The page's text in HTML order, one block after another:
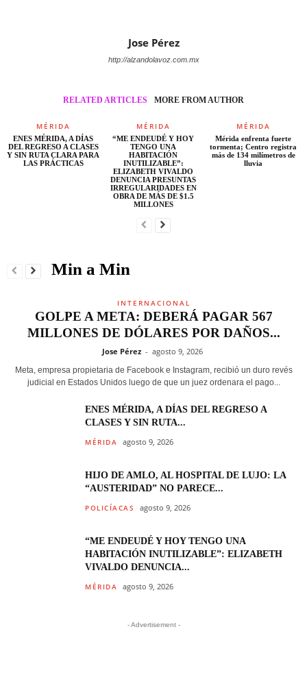
Jose Pérez
http://alzandolavoz.com.mx
RELATED ARTICLES MORE FROM AUTHOR
MÉRIDA
ENES MÉRIDA, A DÍAS
DEL REGRESO A CLASES
Y SIN RUTA CLARA PARA
LAS PRÁCTICAS
MÉRIDA
“ME ENDEUDÉ Y HOY
TENGO UNA
HABITACIÓN
INUTILIZABLE”:
ELIZABETH VIVALDO
DENUNCIA PRESUNTAS
IRREGULARIDADES EN
OBRA DE MÁS DE $1.5
MILLONES
MÉRIDA
Mérida enfrenta fuerte
tormenta; Centro registra
más de 134 milímetros de
lluvia
Min a Min
INTERNACIONAL
GOLPE A META: DEBERÁ PAGAR 567
MILLONES DE DÓLARES POR DAÑOS...
Jose Pérez - agosto 9, 2026
Meta, empresa propietaria de Facebook e Instagram, recibió un duro revés
judicial en Estados Unidos luego de que un juez ordenara el pago...
ENES MÉRIDA, A DÍAS DEL REGRESO A
CLASES Y SIN RUTA...
MÉRIDA agosto 9, 2026
HIJO DE AMLO, AL HOSPITAL DE LUJO: LA
“AUSTERIDAD” NO PARECE...
POLICÍACAS agosto 9, 2026
“ME ENDEUDÉ Y HOY TENGO UNA
HABITACIÓN INUTILIZABLE”: ELIZABETH
VIVALDO DENUNCIA...
MÉRIDA agosto 9, 2026
- Advertisement -